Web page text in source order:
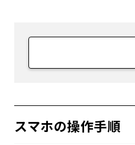
スマホの操作手順